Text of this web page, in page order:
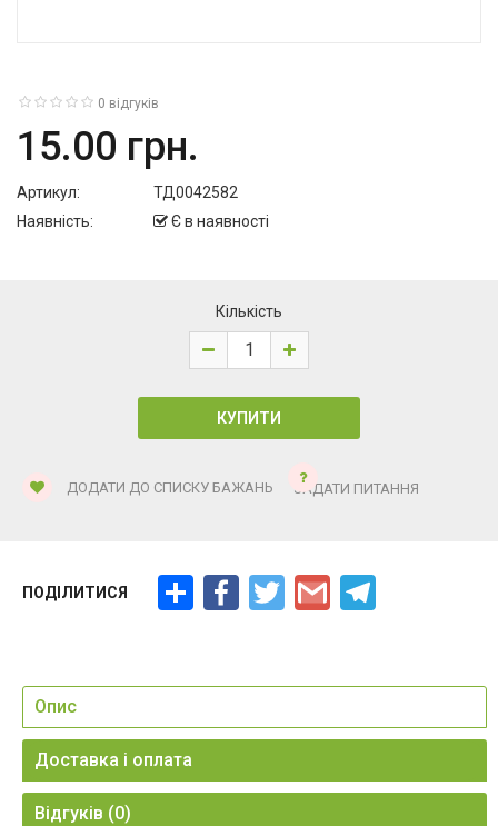
0 відгуків
15.00 грн.
Артикул:
ТД0042582
Наявність:
Є в наявності
Кількість
ДОДАТИ ДО СПИСКУ БАЖАНЬ ЗАДАТИ ПИТАННЯ
ПОДІЛИТИСЯ Ресурс FacebookTwitter Gmail
Опис
Доставка і оплата
Відгуків (0)